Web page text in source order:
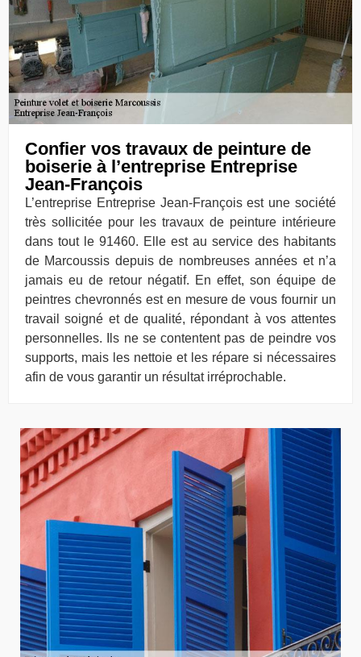
Confier vos travaux de peinture de
boiserie à l’entreprise Entreprise
Jean-François
L’entreprise Entreprise Jean-François est une société
très sollicitée pour les travaux de peinture intérieure
dans tout le 91460. Elle est au service des habitants
de Marcoussis depuis de nombreuses années et n’a
jamais eu de retour négatif. En effet, son équipe de
peintres chevronnés est en mesure de vous fournir un
travail soigné et de qualité, répondant à vos attentes
personnelles. Ils ne se contentent pas de peindre vos
supports, mais les nettoie et les répare si nécessaires
afin de vous garantir un résultat irréprochable.